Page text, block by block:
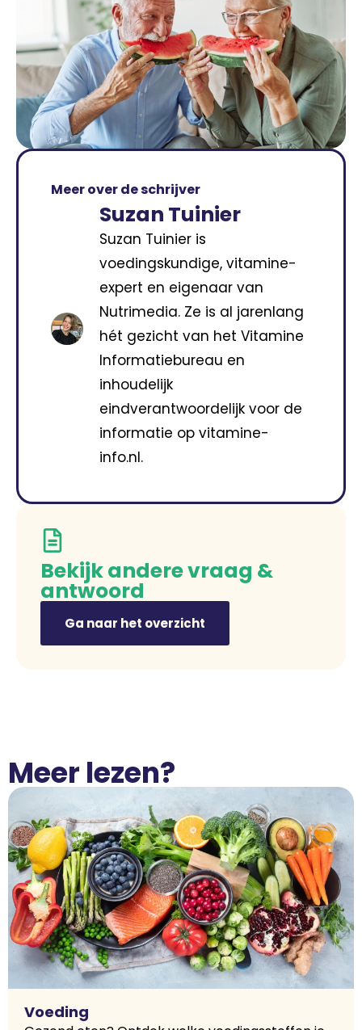
Meer over de schrijver
Suzan Tuinier
Suzan Tuinier is
voedingskundige, vitamine-
expert en eigenaar van
Nutrimedia. Ze is al jarenlang
hét gezicht van het Vitamine
Informatiebureau en
inhoudelijk
eindverantwoordelijk voor de
informatie op vitamine-
info.nl.
Bekijk andere vraag &
antwoord
Ga naar het overzicht
Meer lezen?
Voeding